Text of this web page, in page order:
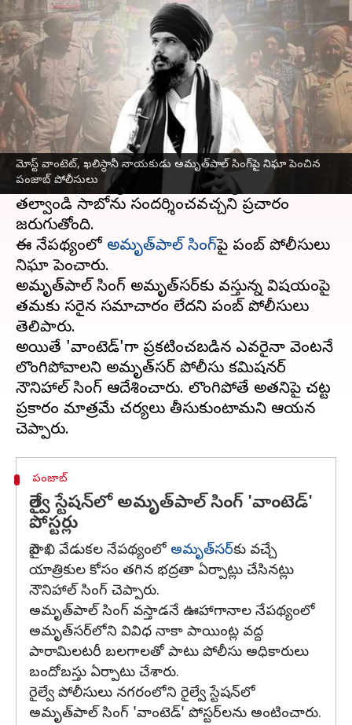
మోస్ట్ వాంటెట్, ఖలిస్ధానీ నాయకుడు అమృత్‌పాల్‌ సింగ్‌‌పై నిఘా పెంచిన
పంజాబ్ పోలీసులు
అమృత్‌సర్‌కు అమృత్‌పాల్ సింగ్!;
నిఘాను పెంచిన పంజాబ్ పోలీసులు
వ్రాసిన వారు Stalin Apr 14, 2023 01:28 pm
ఈ వార్తాకథనం ఏంటి
పంజాబ్‌నూతన సంవత్సరం 'బైసాఖి' వేడుకలు
శుక్రవారం ప్రారంభం కానున్న నేఫథ్యంలోఖలిస్థానీ
నాయకుడు అమృత్‌పాల్‌ సింగ్‌‌ అమృత్‌సర్ లేదా
తల్వాండి సాబోను సందర్శించవచ్చని ప్రచారం
జరుగుతోంది.
ఈ నేపథ్యంలో అమృత్‌పాల్‌ సింగ్‌‌‌పై పంజాబ్ పోలీసులు
నిఘా పెంచారు.
అమృత్‌పాల్‌ సింగ్‌‌ అమృత్‌సర్‌‌కు వస్తున్న విషయంపై
తమకు సరైన సమాచారం లేదని పంజాబ్‌ పోలీసులు
తెలిపారు.
అయితే 'వాంటెడ్'గా ప్రకటించబడిన ఎవరైనా వెంటనే
లొంగిపోవాలని అమృత్‌సర్ పోలీసు కమిషనర్
నౌనిహాల్ సింగ్ ఆదేశించారు. లొంగిపోతే అతనిపై చట్ట
ప్రకారం మాత్రమే చర్యలు తీసుకుంటామని ఆయన
పంజాబ్
రైల్వే స్టేషన్‌లో అమృత్‌పాల్ సింగ్ 'వాంటెడ్'
పోస్టర్లు
బైసాఖి వేడుకల నేపథ్యంలో అమృత్‌సర్‌కు వచ్చే
యాత్రికుల కోసం తగిన భద్రతా ఏర్పాట్లు చేసినట్లు
నౌనిహాల్ సింగ్ చెప్పారు.
అమృత్‌పాల్ సింగ్ వస్తాడనే ఊహాగానాల నేపథ్యంలో
అమృత్‌సర్‌లోని వివిధ నాకా పాయింట్ల వద్ద
పారామిలటరీ బలగాలతో పాటు పోలీసు అధికారులు
బందోబస్తు ఏర్పాటు చేశారు.
రైల్వే పోలీసులు నగరంలోని రైల్వే స్టేషన్‌లో
అమృత్‌పాల్ సింగ్ 'వాంటెడ్' పోస్టర్‌లను అంటించారు.